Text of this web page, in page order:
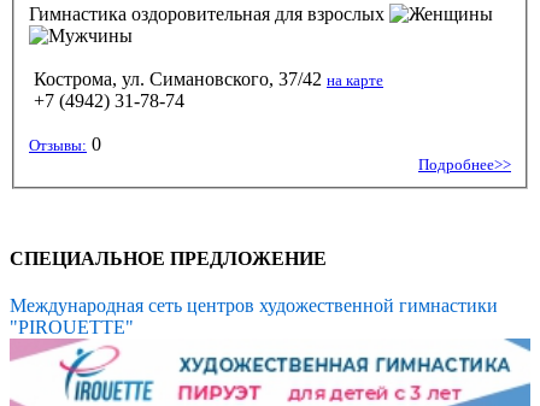
Гимнастика оздоровительная для взрослых
Кострома, ул. Симановского, 37/42 на карте
+7 (4942) 31-78-74
Отзывы: 0
Подробнее>>
СПЕЦИАЛЬНОЕ ПРЕДЛОЖЕНИЕ
Международная сеть центров художественной гимнастики
"PIROUETTE"